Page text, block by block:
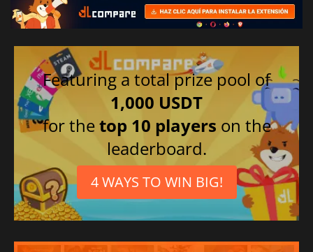
Featuring a total prize pool of
1,000 USDT
for thetop 10 players on the
leaderboard.
4 WAYS TO WIN BIG!